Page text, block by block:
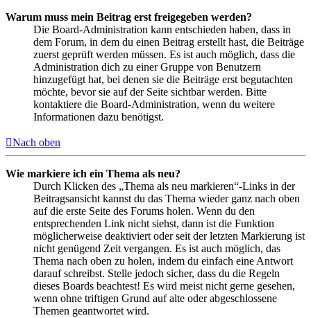
Warum muss mein Beitrag erst freigegeben werden?
Die Board-Administration kann entschieden haben, dass in
dem Forum, in dem du einen Beitrag erstellt hast, die Beiträge
zuerst geprüft werden müssen. Es ist auch möglich, dass die
Administration dich zu einer Gruppe von Benutzern
hinzugefügt hat, bei denen sie die Beiträge erst begutachten
möchte, bevor sie auf der Seite sichtbar werden. Bitte
kontaktiere die Board-Administration, wenn du weitere
Informationen dazu benötigst.
Nach oben
Wie markiere ich ein Thema als neu?
Durch Klicken des „Thema als neu markieren“-Links in der
Beitragsansicht kannst du das Thema wieder ganz nach oben
auf die erste Seite des Forums holen. Wenn du den
entsprechenden Link nicht siehst, dann ist die Funktion
möglicherweise deaktiviert oder seit der letzten Markierung ist
nicht genügend Zeit vergangen. Es ist auch möglich, das
Thema nach oben zu holen, indem du einfach eine Antwort
darauf schreibst. Stelle jedoch sicher, dass du die Regeln
dieses Boards beachtest! Es wird meist nicht gerne gesehen,
wenn ohne triftigen Grund auf alte oder abgeschlossene
Themen geantwortet wird.